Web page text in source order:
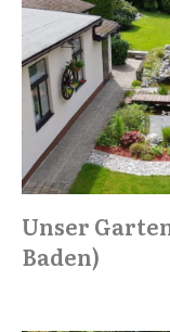
Unser
Baden)